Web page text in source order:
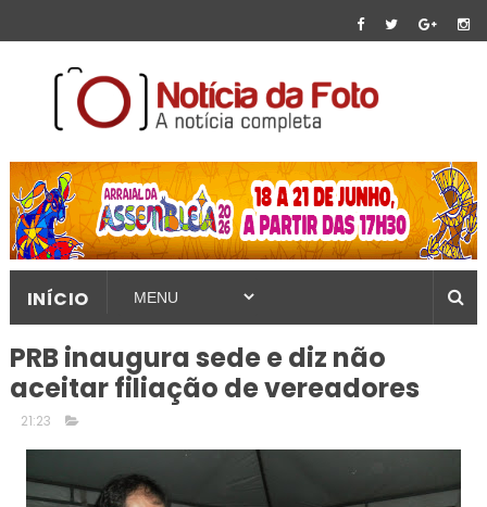
INÍCIO
PRB inaugura sede e diz não
aceitar filiação de vereadores
21:23